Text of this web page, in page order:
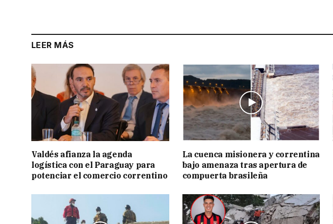
LEER MÁS
Valdés afianza la agenda
logística con el Paraguay para
potenciar el comercio correntino
La cuenca misionera y correntina
bajo amenaza tras apertura de
compuerta brasileña